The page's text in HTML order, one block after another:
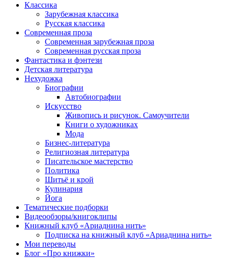
Классика
Зарубежная классика
Русская классика
Современная проза
Современная зарубежная проза
Современная русская проза
Фантастика и фэнтези
Детская литература
Нехудожка
Биографии
Автобиографии
Искусство
Живопись и рисунок. Самоучители
Книги о художниках
Мода
Бизнес-литература
Религиозная литература
Писательское мастерство
Политика
Шитьё и крой
Кулинария
Йога
Тематические подборки
Видеообзоры/книгоклипы
Книжный клуб «Ариаднина нить»
Подписка на книжный клуб «Ариаднина нить»
Мои переводы
Блог «Про книжки»